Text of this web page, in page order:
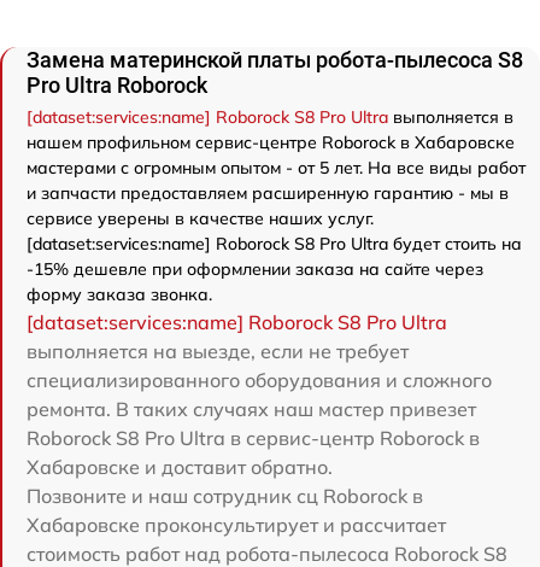
Замена материнской платы робота-пылесоса S8
Pro Ultra Roborock
[dataset:services:name] Roborock S8 Pro Ultra выполняется в
нашем профильном сервис-центре Roborock в Хабаровске
мастерами с огромным опытом - от 5 лет. На все виды работ
и запчасти предоставляем расширенную гарантию - мы в
сервисе уверены в качестве наших услуг.
[dataset:services:name] Roborock S8 Pro Ultra будет стоить на
-15% дешевле при оформлении заказа на сайте через
форму заказа звонка.
[dataset:services:name] Roborock S8 Pro Ultra
выполняется на выезде, если не требует
специализированного оборудования и сложного
ремонта. В таких случаях наш мастер привезет
Roborock S8 Pro Ultra в сервис-центр Roborock в
Хабаровске и доставит обратно.
Позвоните и наш сотрудник сц Roborock в
Хабаровске проконсультирует и рассчитает
стоимость работ над робота-пылесоса Roborock S8